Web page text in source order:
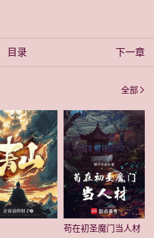
目录 下一章
全部
苟在初圣魔门当人材